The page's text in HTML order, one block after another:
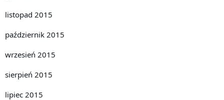
listopad 2015
październik 2015
wrzesień 2015
sierpień 2015
lipiec 2015